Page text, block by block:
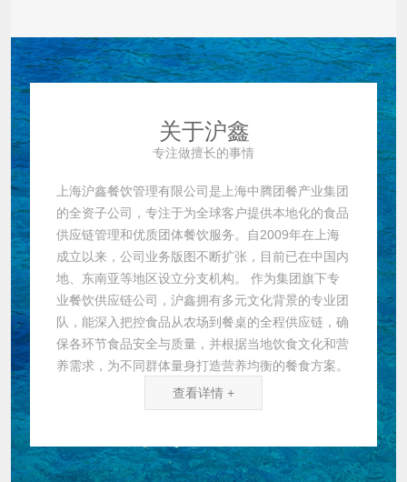
关于沪鑫
专注做擅长的事情
上海沪鑫餐饮管理有限公司是上海中腾团餐产业集团
的全资子公司，专注于为全球客户提供本地化的食品
供应链管理和优质团体餐饮服务。自2009年在上海
成立以来，公司业务版图不断扩张，目前已在中国内
地、东南亚等地区设立分支机构。 作为集团旗下专
业餐饮供应链公司，沪鑫拥有多元文化背景的专业团
队，能深入把控食品从农场到餐桌的全程供应链，确
保各环节食品安全与质量，并根据当地饮食文化和营
养需求，为不同群体量身打造营养均衡的餐食方案。
查看详情 +